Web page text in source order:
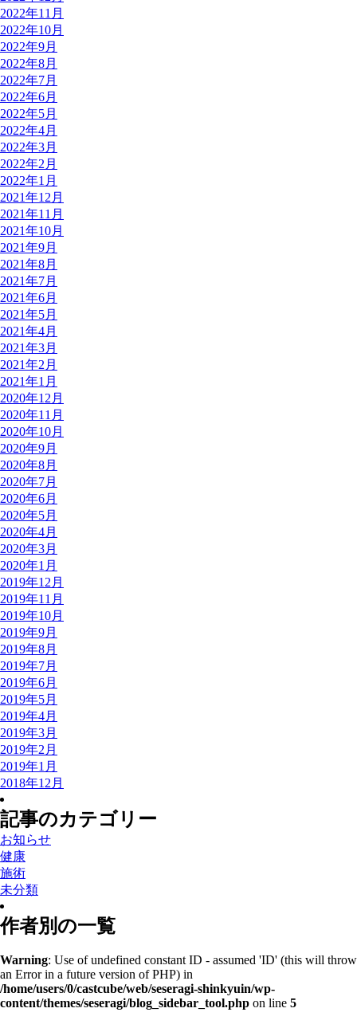
2022年11月
2022年10月
2022年9月
2022年8月
2022年7月
2022年6月
2022年5月
2022年4月
2022年3月
2022年2月
2022年1月
2021年12月
2021年11月
2021年10月
2021年9月
2021年8月
2021年7月
2021年6月
2021年5月
2021年4月
2021年3月
2021年2月
2021年1月
2020年12月
2020年11月
2020年10月
2020年9月
2020年8月
2020年7月
2020年6月
2020年5月
2020年4月
2020年3月
2020年1月
2019年12月
2019年11月
2019年10月
2019年9月
2019年8月
2019年7月
2019年6月
2019年5月
2019年4月
2019年3月
2019年2月
2019年1月
2018年12月
記事のカテゴリー
お知らせ
健康
施術
未分類
作者別の一覧
Warning: Use of undefined constant ID - assumed 'ID' (this will throw
an Error in a future version of PHP) in
/home/users/0/castcube/web/seseragi-shinkyuin/wp-
content/themes/seseragi/blog_sidebar_tool.php on line 5